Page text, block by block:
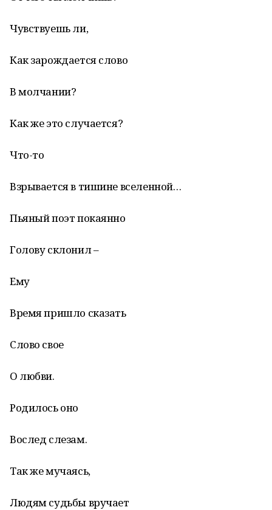
Чувствуешь ли,
Как зарождается слово
В молчании?
Как же это случается?
Что-то
Взрывается в тишине вселенной…
Пьяный поэт покаянно
Голову склонил –
Ему
Время пришло сказать
Слово свое
О любви.
Родилось оно
Вослед слезам.
Так же мучаясь,
Людям судьбы вручает